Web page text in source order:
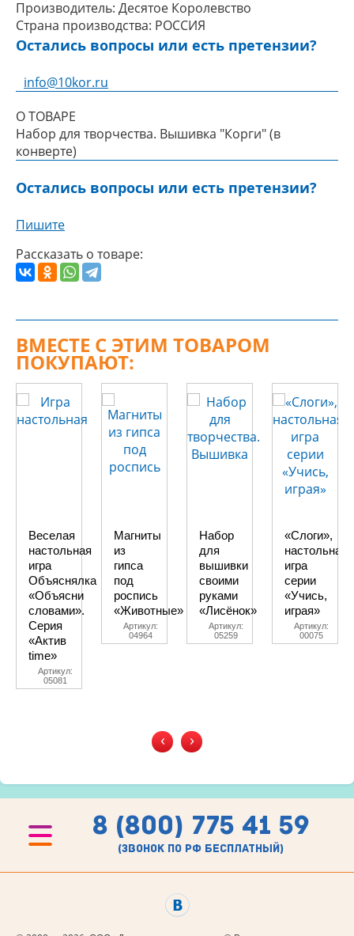
Производитель: Десятое Королевство
Страна производства: РОССИЯ
Остались вопросы или есть претензии?
info@10kor.ru
О ТОВАРЕ
Набор для творчества. Вышивка "Корги" (в
конверте)
Остались вопросы или есть претензии?
Пишите
Рассказать о товаре:
ВМЕСТЕ С ЭТИМ ТОВАРОМ
ПОКУПАЮТ:
Веселая
настольная
игра
Объяснялка
«Объясни
словами».
Серия
«Актив
time»
Артикул:
05081
Магниты
из
гипса
под
роспись
«Животные»
Артикул:
04964
Набор
для
вышивки
своими
руками
«Лисёнок»
Артикул:
05259
«Слоги»,
настольная
игра
серии
«Учись,
играя»
Артикул:
00075
‹ ›
8 (800) 775 41 59
(звонок по рф бесплатный)